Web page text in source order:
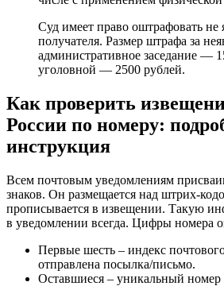
Суд имеет право оштрафовать не
получателя. Размер штрафа за
административное заседание —
уголовной — 2500 рублей.
Как проверить
России по номеру:
инструкция
Всем почтовым уведомлениям
знаков. Он размещается над штрих-
прописывается в извещении. Такую
в уведомлении всегда. Цифры номера
Первые шесть – индекс
отправлена посылка/письмо.
Оставшиеся – уникальный номер